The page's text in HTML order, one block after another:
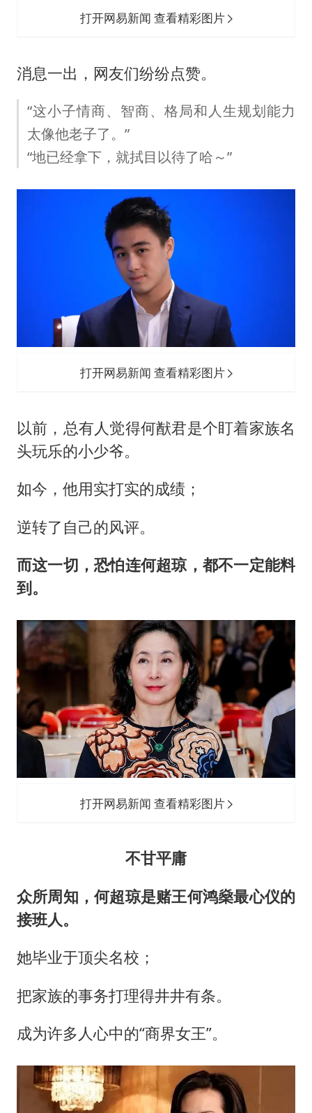
打开网易新闻 查看精彩图片
消息一出，网友们纷纷点赞。
“这小子情商、智商、格局和人生规划能力
太像他老子了。”
“地已经拿下，就拭目以待了哈～”
打开网易新闻 查看精彩图片
以前，总有人觉得何猷君是个盯着家族名
头玩乐的小少爷。
如今，他用实打实的成绩；
逆转了自己的风评。
而这一切，恐怕连何超琼，都不一定能料
到。
打开网易新闻 查看精彩图片
不甘平庸
众所周知，何超琼是赌王何鸿燊最心仪的
接班人。
她毕业于顶尖名校；
把家族的事务打理得井井有条。
成为许多人心中的“商界女王”。